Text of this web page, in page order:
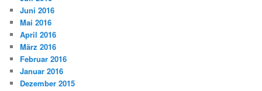
Juni 2016
Mai 2016
April 2016
März 2016
Februar 2016
Januar 2016
Dezember 2015